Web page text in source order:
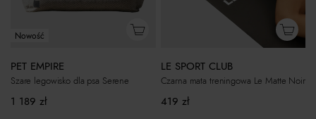
Nowość
PET EMPIRE
Szare legowisko dla psa Serene
1 189 zł
LE SPORT CLUB
Czarna mata treningowa Le Matte Noir
419 zł